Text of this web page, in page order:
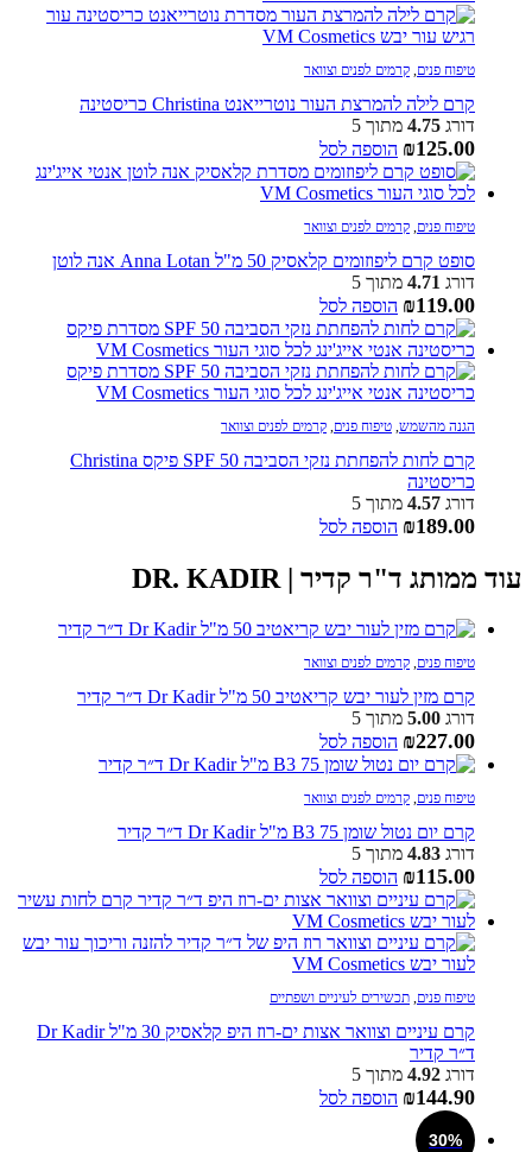
טיפוח פנים, קרמים לפנים וצוואר
קרם לילה להמרצת העור נוטרייאנט Christina כריסטינה
דורג 4.75 מתוך 5
₪125.00 הוספה לסל
טיפוח פנים, קרמים לפנים וצוואר
סופט קרם ליפוזומים קלאסיק 50 מ"ל Anna Lotan אנה לוטן
דורג 4.71 מתוך 5
₪119.00 הוספה לסל
הגנה מהשמש, טיפוח פנים, קרמים לפנים וצוואר
קרם לחות להפחתת נזקי הסביבה SPF 50 פיקס Christina
כריסטינה
דורג 4.57 מתוך 5
₪189.00 הוספה לסל
עוד ממותג ד"ר קדיר | DR. KADIR
טיפוח פנים, קרמים לפנים וצוואר
קרם מזין לעור יבש קריאטיב 50 מ"ל Dr Kadir ד״ר קדיר
דורג 5.00 מתוך 5
₪227.00 הוספה לסל
טיפוח פנים, קרמים לפנים וצוואר
קרם יום נטול שומן B3 75 מ"ל Dr Kadir ד״ר קדיר
דורג 4.83 מתוך 5
₪115.00 הוספה לסל
טיפוח פנים, תכשירים לעיניים ושפתיים
קרם עיניים וצוואר אצות ים-רוז היפ קלאסיק 30 מ"ל Dr Kadir
ד״ר קדיר
דורג 4.92 מתוך 5
₪144.90 הוספה לסל
30%